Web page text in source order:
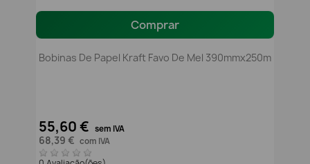
Comprar
Bobinas De Papel Kraft Favo De Mel 390mmx250m
55,60 € sem IVA
68,39 € com IVA